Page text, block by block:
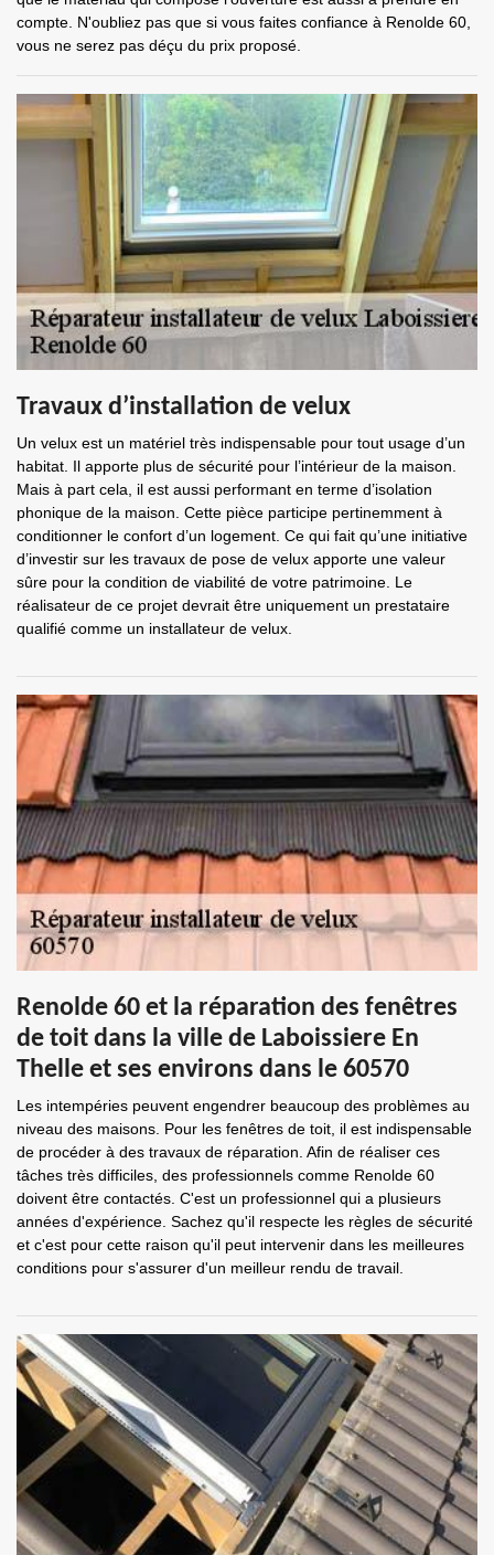
compte. N'oubliez pas que si vous faites confiance à Renolde 60,
vous ne serez pas déçu du prix proposé.
Travaux d’installation de velux
Un velux est un matériel très indispensable pour tout usage d’un
habitat. Il apporte plus de sécurité pour l’intérieur de la maison.
Mais à part cela, il est aussi performant en terme d’isolation
phonique de la maison. Cette pièce participe pertinemment à
conditionner le confort d’un logement. Ce qui fait qu’une initiative
d’investir sur les travaux de pose de velux apporte une valeur
sûre pour la condition de viabilité de votre patrimoine. Le
réalisateur de ce projet devrait être uniquement un prestataire
qualifié comme un installateur de velux.
Renolde 60 et la réparation des fenêtres
de toit dans la ville de Laboissiere En
Thelle et ses environs dans le 60570
Les intempéries peuvent engendrer beaucoup des problèmes au
niveau des maisons. Pour les fenêtres de toit, il est indispensable
de procéder à des travaux de réparation. Afin de réaliser ces
tâches très difficiles, des professionnels comme Renolde 60
doivent être contactés. C'est un professionnel qui a plusieurs
années d'expérience. Sachez qu'il respecte les règles de sécurité
et c'est pour cette raison qu'il peut intervenir dans les meilleures
conditions pour s'assurer d'un meilleur rendu de travail.